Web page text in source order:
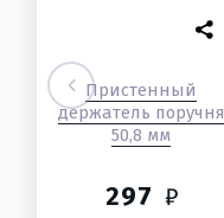
Пристенный
держатель поручня
50,8 мм
297 ₽